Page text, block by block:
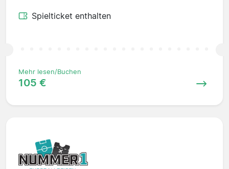
Spielticket enthalten
Mehr lesen/Buchen
105 €